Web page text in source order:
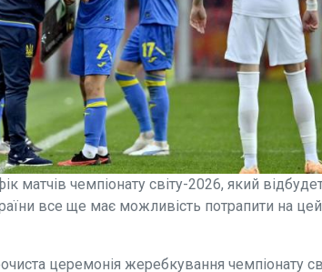
матчів чемпіонату світу-2026, який
все ще має можливість потрапити на цей
церемонія жеребкування чемпіонату